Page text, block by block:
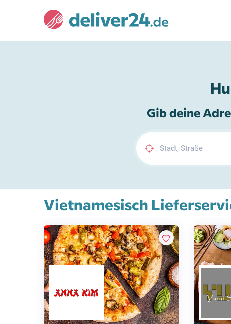
Gib deine
Vietnamesisch